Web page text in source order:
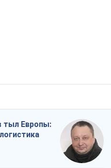
тыл Европы: